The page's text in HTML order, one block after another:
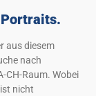
aus diesem
nach
CH-Raum. Wobei
nicht